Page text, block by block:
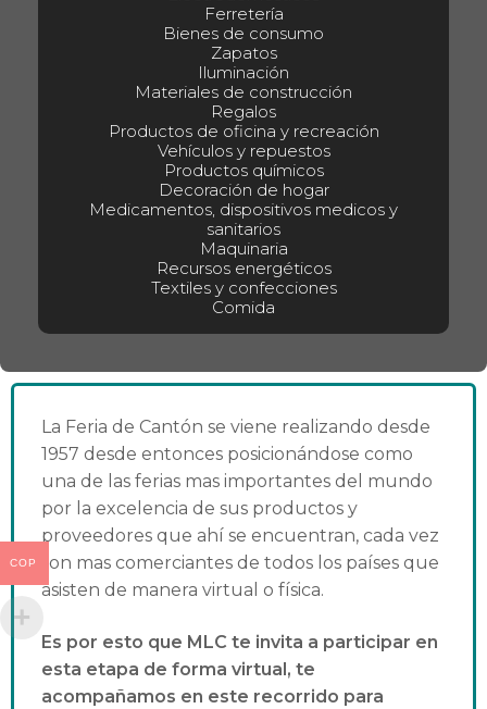
Ferretería
Bienes de consumo
Zapatos
Iluminación
Materiales de construcción
Regalos
Productos de oficina y recreación
Vehículos y repuestos
Productos químicos
Decoración de hogar
Medicamentos, dispositivos medicos y
sanitarios
Maquinaria
Recursos energéticos
Textiles y confecciones
Comida
La Feria de Cantón se viene realizando desde
1957 desde entonces posicionándose como
una de las ferias mas importantes del mundo
por la excelencia de sus productos y
proveedores que ahí se encuentran, cada vez
son mas comerciantes de todos los países que
asisten de manera virtual o física.
Es por esto que MLC te invita a participar en
esta etapa de forma virtual, te
acompañamos en este recorrido para
COP